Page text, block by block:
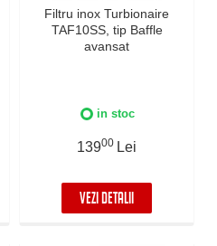
Filtru inox Turbionaire
TAF10SS, tip Baffle
avansat
in stoc
13900 Lei
VEZI DETALII